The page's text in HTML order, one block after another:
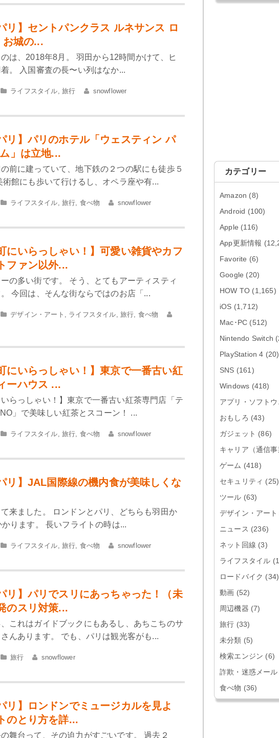
リ】セントパンクラス ルネサンス ロ
お城の...
は、2018年8月。 羽田から12時間かけて、ヒ
。 入国審査の長〜い列はなか...
ライフスタイル, 旅行 snowflower
リ】パリのホテル「ウェスティン パ
」は立地...
前に建っていて、地下鉄の２つの駅にも徒歩５
館にも歩いて行けるし、オペラ座や有...
ライフスタイル, 旅行, 食べ物 snowflower
にいらっしゃい！】可愛い雑貨やカフ
ファン以外...
の多い街です。 そう、とてもアーティスティ
今回は、そんな街ならではのお店「...
デザイン・アート , ライフスタイル, 旅行, 食べ物
にいらっしゃい！】東京で一番古い紅
ーハウス ...
いらっしゃい！】東京で一番古い紅茶専門店「テ
」で美味しい紅茶とスコーン！ ...
ライフスタイル, 旅行, 食べ物 snowflower
リ】JAL国際線の機内食が美味しくな
来ました。 ロンドンとパリ、どちらも羽田か
ります。 長いフライトの時は...
ライフスタイル, 旅行, 食べ物 snowflower
リ】パリでスリにあっちゃった！（未
のスリ対策...
これはガイドブックにもあるし、あちこちのサ
んあります。 でも、パリは観光客がも...
旅行 snowflower
リ】ロンドンでミュージカルを見よ
のとり方を詳...
舞台って、その迫力がすごいです。 過去２
リリー
版をリリ
イバル
ザ
向け最新
「
向け最
「
「
「
「
カテゴリー
Amazon (8)
Android (100)
Apple (116)
App更新情報
Favorite (6)
Google (20)
HOW TO (1,165)
iOS (1,712)
Mac･PC (512)
Nintendo Switch
PlayStation 4 (20)
SNS (161)
Windows (418)
アプリ・ソフトウ
おもしろ (43)
ガジェット (86)
キャリア（通信事
ゲーム (418)
セキュリティ (25)
ツール (63)
デザイン・アート
ニュース (236)
ネット回線 (3)
ライフスタイル
ロードバイク (34)
動画 (52)
周辺機器 (7)
旅行 (33)
未分類 (5)
検索エンジン (6)
詐欺・迷惑メール
食べ物 (36)